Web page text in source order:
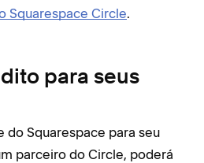
Squarespace Circle.
para seus
do Squarespace para seu
parceiro do Circle, poderá